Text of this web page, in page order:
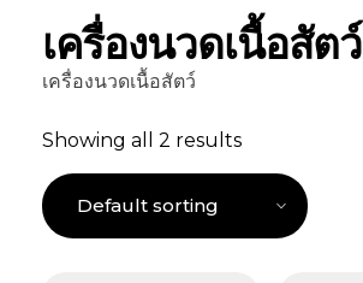
เครื่องนวดเนื้อสัตว์
เครื่องนวดเนื้อสัตว์
Showing all 2 results